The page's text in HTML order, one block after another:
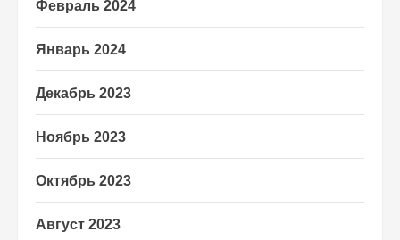
Февраль 2024
Январь 2024
Декабрь 2023
Ноябрь 2023
Октябрь 2023
Август 2023